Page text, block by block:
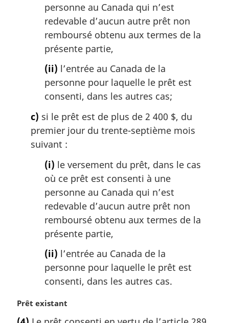
personne au Canada qui n’est
redevable d’aucun autre prêt non
remboursé obtenu aux termes de la
présente partie,
(ii) l’entrée au Canada de la
personne pour laquelle le prêt est
consenti, dans les autres cas;
c) si le prêt est de plus de 2 400 $, du
premier jour du trente-septième mois
suivant :
(i) le versement du prêt, dans le cas
où ce prêt est consenti à une
personne au Canada qui n’est
redevable d’aucun autre prêt non
remboursé obtenu aux termes de la
présente partie,
(ii) l’entrée au Canada de la
personne pour laquelle le prêt est
consenti, dans les autres cas.
N
Prêt existant